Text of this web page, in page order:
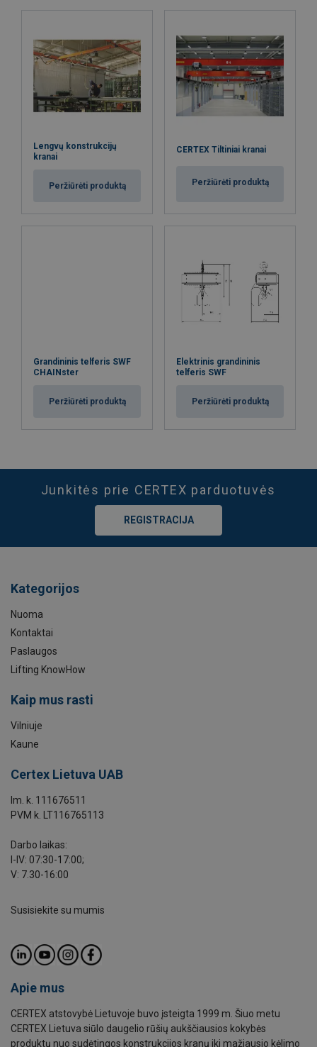
Lengvų konstrukcijų
kranai
Peržiūrėti produktą
CERTEX Tiltiniai kranai
Peržiūrėti produktą
Grandininis telferis SWF
CHAINster
Peržiūrėti produktą
Elektrinis grandininis
telferis SWF
Peržiūrėti produktą
Junkitės prie CERTEX parduotuvės
REGISTRACIJA
Kategorijos
Nuoma
Kontaktai
Paslaugos
Lifting KnowHow
Kaip mus rasti
Vilniuje
Kaune
Certex Lietuva UAB
Im. k. 111676511
PVM k. LT116765113
Darbo laikas:
I-IV: 07:30-17:00;
V: 7.30-16:00
Susisiekite su mumis
Apie mus
CERTEX atstovybė Lietuvoje buvo įsteigta 1999 m. Šiuo metu
CERTEX Lietuva siūlo daugelio rūšių aukščiausios kokybės
produktų nuo sudėtingos konstrukcijos kranų iki mažiausio kėlimo